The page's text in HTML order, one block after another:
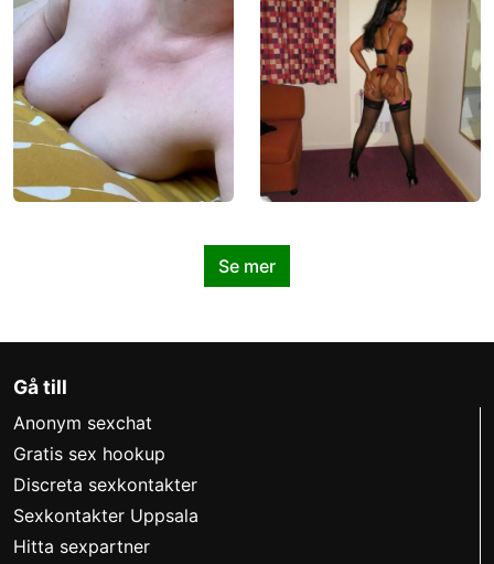
Se mer
Gå till
Anonym sexchat
Gratis sex hookup
Discreta sexkontakter
Sexkontakter Uppsala
Hitta sexpartner